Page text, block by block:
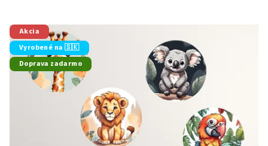
Akcia
Vyrobené na 🇸🇰
Doprava zadarmo